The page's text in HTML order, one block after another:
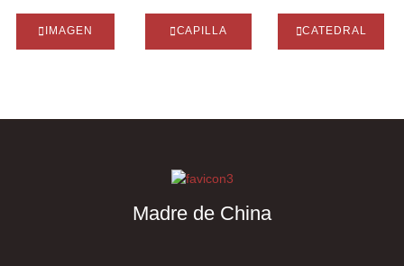
IMAGEN CAPILLA CATEDRAL
Madre de China